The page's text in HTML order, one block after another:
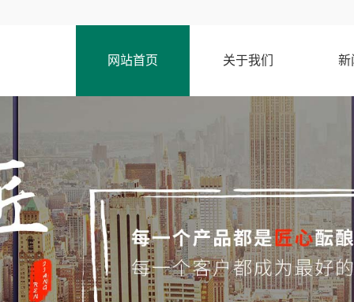
网站首页 关于我们 新